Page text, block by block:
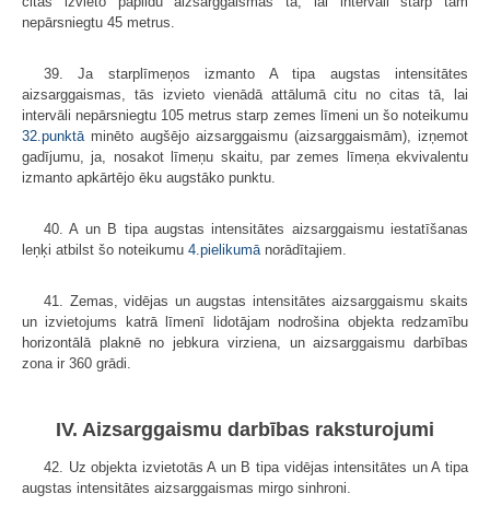
nepārsniegtu 45 metrus.
39. Ja starplīmeņos izmanto A tipa augstas intensitātes
aizsarggaismas, tās izvieto vienādā attālumā citu no citas tā, lai
intervāli nepārsniegtu 105 metrus starp zemes līmeni un šo noteikumu
32.punktā minēto augšējo aizsarggaismu (aizsarggaismām), izņemot
gadījumu, ja, nosakot līmeņu skaitu, par zemes līmeņa ekvivalentu
izmanto apkārtējo ēku augstāko punktu.
40. A un B tipa augstas intensitātes aizsarggaismu iestatīšanas
leņķi atbilst šo noteikumu 4.pielikumā norādītajiem.
41. Zemas, vidējas un augstas intensitātes aizsarggaismu skaits
un izvietojums katrā līmenī lidotājam nodrošina objekta redzamību
horizontālā plaknē no jebkura virziena, un aizsarggaismu darbības
zona ir 360 grādi.
IV. Aizsarggaismu darbības raksturojumi
42. Uz objekta izvietotās A un B tipa vidējas intensitātes un A tipa
augstas intensitātes aizsarggaismas mirgo sinhroni.